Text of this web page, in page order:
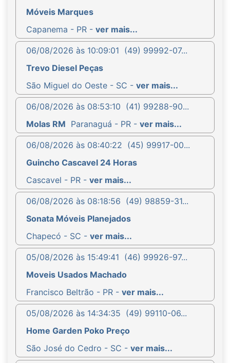
Móveis Marques
Capanema - PR - ver mais...
06/08/2026 às 10:09:01 (49) 99992-07...
Trevo Diesel Peças
São Miguel do Oeste - SC - ver mais...
06/08/2026 às 08:53:10 (41) 99288-90...
Molas RM Paranaguá - PR - ver mais...
06/08/2026 às 08:40:22 (45) 99917-00...
Guincho Cascavel 24 Horas
Cascavel - PR - ver mais...
06/08/2026 às 08:18:56 (49) 98859-31...
Sonata Móveis Planejados
Chapecó - SC - ver mais...
05/08/2026 às 15:49:41 (46) 99926-97...
Moveis Usados Machado
Francisco Beltrão - PR - ver mais...
05/08/2026 às 14:34:35 (49) 99110-06...
Home Garden Poko Preço
São José do Cedro - SC - ver mais...